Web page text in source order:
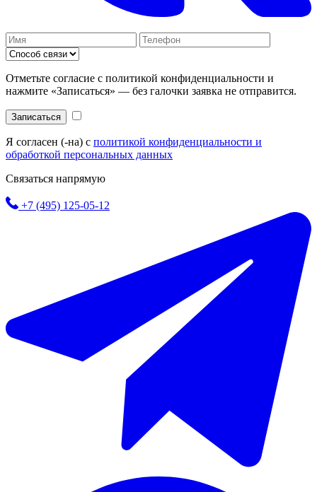
Отметьте согласие с политикой конфиденциальности и
нажмите «Записаться» — без галочки заявка не отправится.
Записаться
Я согласен (-на) с политикой конфиденциальности и
обработкой персональных данных
Связаться напрямую
+7 (495) 125-05-12